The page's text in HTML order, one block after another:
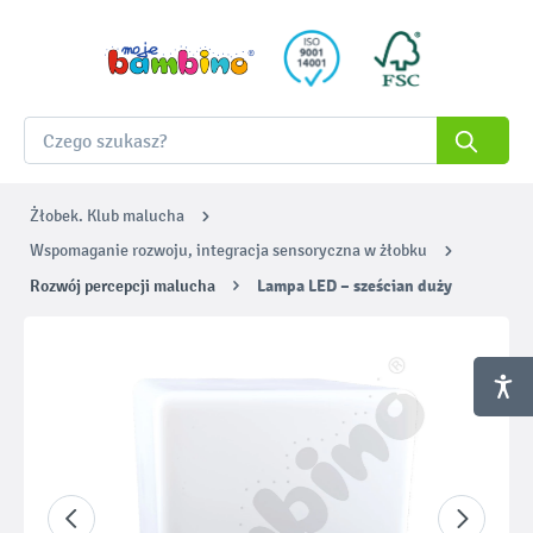
Żłobek. Klub malucha
Wspomaganie rozwoju, integracja sensoryczna w żłobku
Rozwój percepcji malucha Lampa LED – sześcian duży